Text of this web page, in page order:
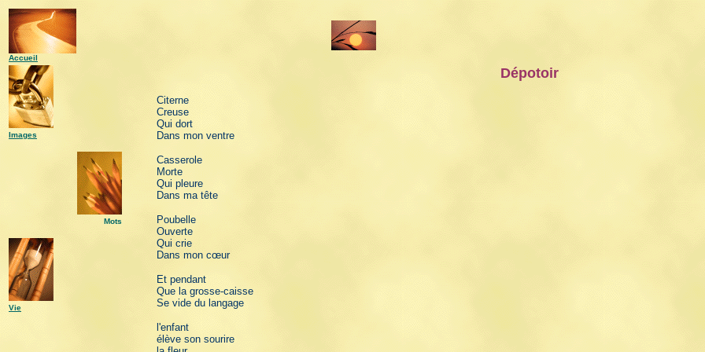
Accueil
Images
Mots
Vie
Dépotoir
Citerne
Creuse
Qui dort
Dans mon ventre
Casserole
Morte
Qui pleure
Dans ma tête
Poubelle
Ouverte
Qui crie
Dans mon cœur
Et pendant
Que la grosse-caisse
Se vide du langage
l'enfant
élève son sourire